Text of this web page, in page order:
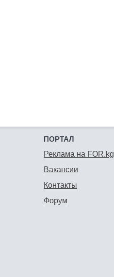
ПОРТАЛ
Реклама на FOR.kg
Вакансии
Контакты
Форум